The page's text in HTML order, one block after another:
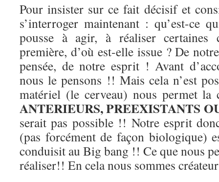
Pour insister sur ce fait décisif et
s’interroger maintenant : qu’est-ce
pousse à agir, à réaliser certaines
première, d’où est-elle issue ? De
pensée, de notre esprit ! Avant
nous le pensons !! Mais cela n’est
matériel (le cerveau) nous permet la
ANTERIEURS, PREEXISTANTS
serait pas possible !! Notre esprit
(pas forcément de façon biologique)
conduisit au Big bang !! Ce que nous
réaliser!! En cela nous sommes